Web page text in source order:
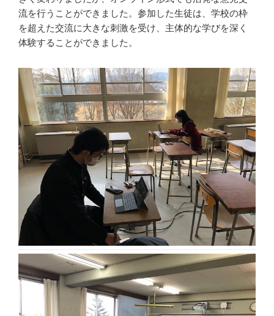
流を行うことができました。参加した生徒は、学校の枠
を超えた交流に大きな刺激を受け、主体的な学びを深く
体験することができました。